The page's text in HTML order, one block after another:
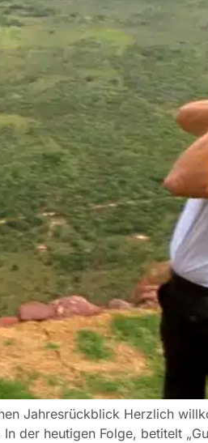
Jahresrückblick Herzlich
der heutigen Folge, betitelt